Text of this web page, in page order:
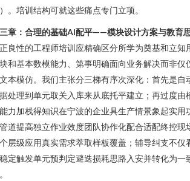
。培训结构可就这些痛点专门立项。
章：合理的基础AI配平——模块设计方案与教育
良性的工程师培训应精确区分所学为奠基和立知
和基本数模能力、第事明确面向业务解决而非仅
本模仿。我们主张分三梯有序次深化：首先是自
处理到单元取关入库来从底托平建立；再过度由
力加栈得知识在宁波的企业具生产情景象起实用
道提高独立作业效度团队协作化配合适配终控现
层级应用真实需求萃取样板覆盖；辅导纠支不仅
定触发单元预判定避迭损耗思路入安并转化为一